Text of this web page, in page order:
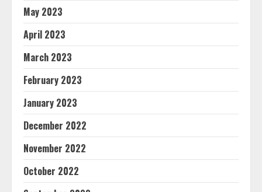
May 2023
April 2023
March 2023
February 2023
January 2023
December 2022
November 2022
October 2022